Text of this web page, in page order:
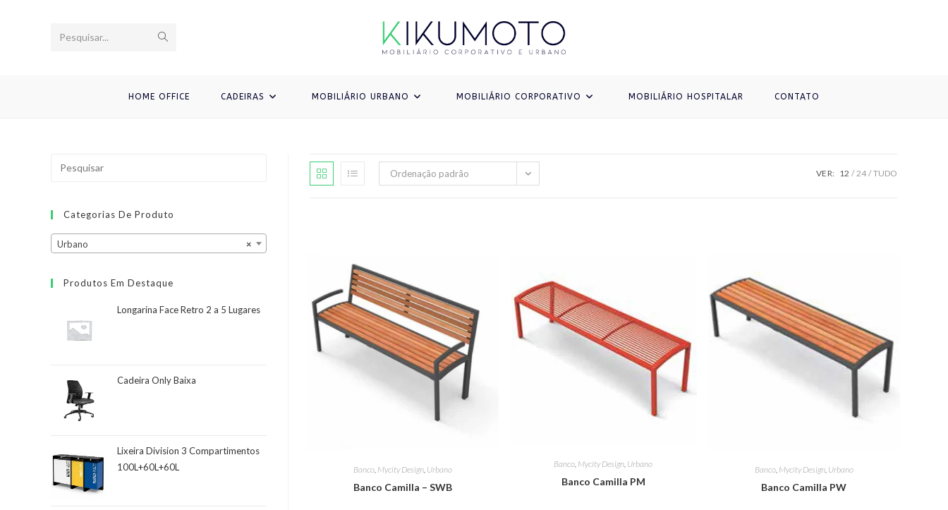
Pesquisar...
HOME OFFICE CADEIRAS MOBILIÁRIO URBANO MOBILIÁRIO CORPORATIVO MOBILIÁRIO HOSPITALAR CONTATO
Ordenação padrão VER: 12 24 TUDO
Banco, Mycity Design, Urbano
Banco Camilla – SWB
Banco Mycity Design Urbano
Banco Camilla PM
Banco, Mycity Design, Urbano
Banco Camilla PW
Categorias De Produto
×
Urbano
Produtos Em Destaque
Longarina Face Retro 2 a 5 Lugares
Cadeira Only Baixa
Lixeira Division 3 Compartimentos
100L+60L+60L